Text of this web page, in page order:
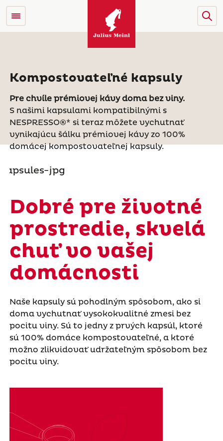
Kompostovateľné kapsuly
Pre chvíle prémiovej kávy doma bez viny.
S našimi kapsulami kompatibilnými s
NESPRESSO®* si teraz môžete vychutnať
vynikajúcu šálku prémiovej kávy zo 100%
domácej kompostovateľnej kapsuly.
Dobré pre životné
prostredie, skvelá
chuť vo vašej
domácnosti
Naše kapsuly sú pohodlným spôsobom, ako si
doma vychutnať vysokokvalitné zmesi bez
pocitu viny. Sú to jedny z prvých kapsúl, ktoré
sú 100% domáce kompostovateľné, a ktoré
možno zlikvidovať udržateľným spôsobom bez
pocitu viny.